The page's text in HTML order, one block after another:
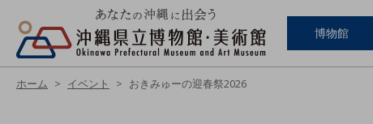
博物館
ホーム イベント おきみゅーの迎春祭2026